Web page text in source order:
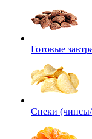
Готовые
Снеки (чипсы/